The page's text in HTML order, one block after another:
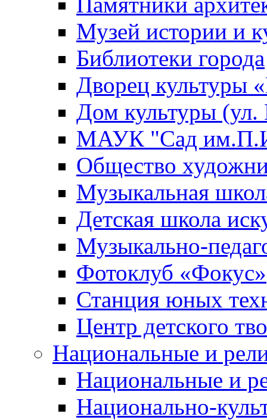
Музей истории и
Библиотеки города
Дворец культуры
Дом культуры (ул.
МАУК "Сад
Общество
Музыкальная
Детская школа
Музыкально-
Фотоклуб «Фокус»
Станция юных
Центр детского
Национальные и
Национальные и
Национально-